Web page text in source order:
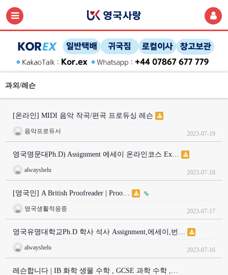
과외/레슨
[온라인] MIDI 음악 작곡/편곡 프로듀싱 레슨
음악프로듀서 2023-07-19
영국명문대Ph.D) Assignment 에세이 온라인코스 Ex…
alwayshelu 2023-07-18
[영국인] A British Proofreader | Proo…
영국생활적응중 2023-07-17
영국유명대학교Ph.D 학사 석사 Assignment,에세이,번…
alwayshelu 2023-07-16
레슨합니다 | IB 화학 생물 수학 , GCSE 과학 수학 ,…